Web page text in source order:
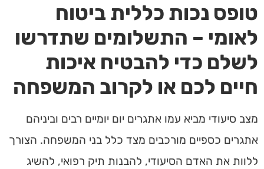
טופס נכות כללית ביטוח
לאומי – התשלומים שתדרשו
לשלם כדי להבטיח איכות
חיים לכם או לקרוב המשפחה
מצב סיעודי מביא עמו אתגרים יום יומיים רבים וביניהם
אתגרים כספיים מורכבים מצד כלל בני המשפחה. הצורך
ללוות את האדם הסיעודי, להבנות תיק רפואי, להשיג